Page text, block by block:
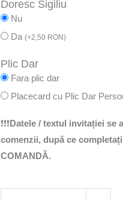
Doresc Sigiliu
Nu
Da (+2,50 RON)
Plic Dar
Fara plic dar
Placecard cu Plic Dar
❗❗❗Datele / textul invitației se
comenzii, după ce
COMANDĂ.